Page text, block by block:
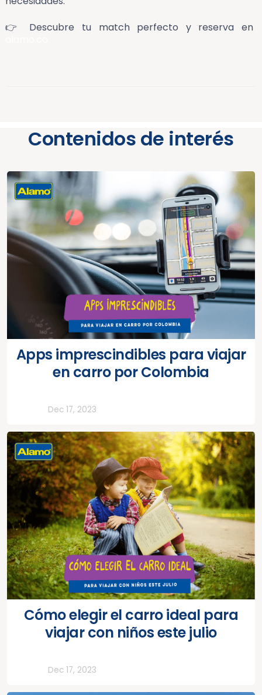
👉 Descubre tu match perfecto y reserva en
Contenidos de interés
Apps imprescindibles para viajar
en carro por Colombia
Dec 17, 2023
Cómo elegir el carro ideal para
viajar con niños este julio
Dec 17, 2023